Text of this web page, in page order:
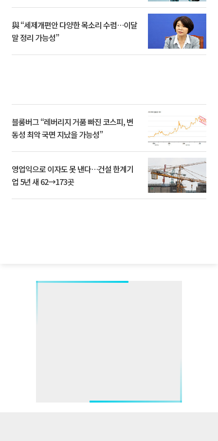
與 “세제개편안 다양한 목소리 수렴…이달
말 정리 가능성”
블룸버그 “레버리지 거품 빠진 코스피, 변
동성 최악 국면 지났을 가능성”
영업익으로 이자도 못 낸다…건설 한계기
업 5년 새 62→173곳